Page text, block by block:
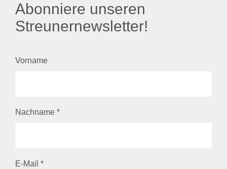
Abonniere unseren
Streunernewsletter!
Vorname
Nachname *
E-Mail *